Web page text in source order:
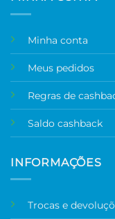
Minha conta
Meus pedidos
Regras de
Saldo cashback
INFORMAÇÕES
Trocas e